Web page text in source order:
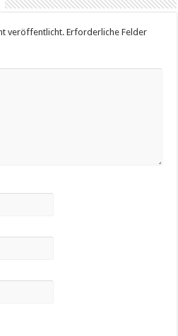
veröffentlicht. Erforderliche Felder